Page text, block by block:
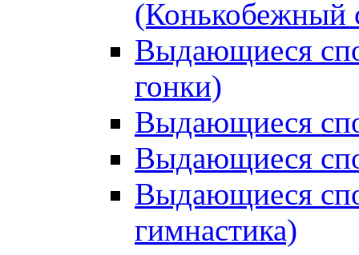
(Конькобежный
Выдающиеся
гонки)
Выдающиеся
Выдающиеся
Выдающиеся
гимнастика)